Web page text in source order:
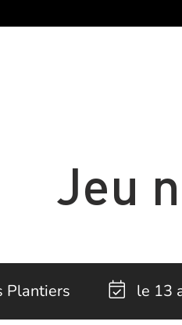
Jeu
Plantiers le 13